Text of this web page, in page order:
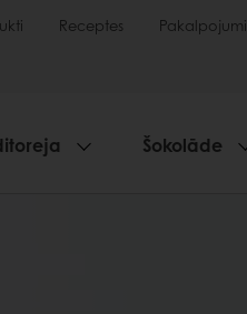
Receptes Pakalpojumi
Šokolāde